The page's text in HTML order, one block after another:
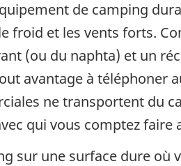
de camping
froid et les vents forts.
(ou du naphta) et un
avantage à
ne transportent du
qui vous comptez
sur une surface dure